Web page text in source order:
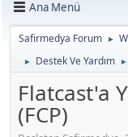
Ana Menü
Safirmedya Forum ►
► Destek Ve Yardım ►
Flatcast'a
(FCP)